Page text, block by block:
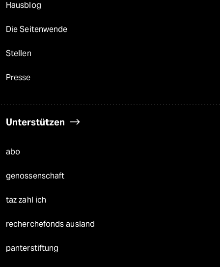
Hausblog
Die Seitenwende
Stellen
Presse
Unterstützen
abo
genossenschaft
taz zahl ich
recherchefonds ausland
panterstiftung